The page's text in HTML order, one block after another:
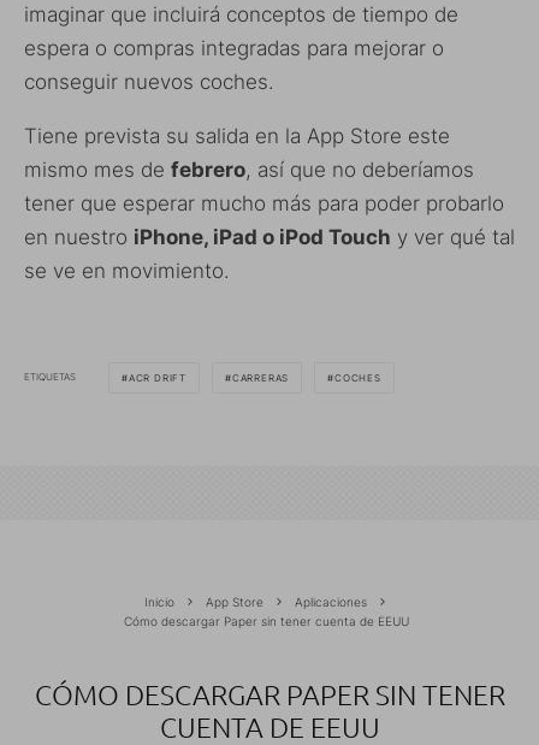
imaginar que incluirá conceptos de tiempo de
espera o compras integradas para mejorar o
conseguir nuevos coches.
Tiene prevista su salida en la App Store este
mismo mes de febrero, así que no deberíamos
tener que esperar mucho más para poder probarlo
en nuestro iPhone, iPad o iPod Touch y ver qué tal
se ve en movimiento.
ETIQUETAS ACR DRIFT CARRERAS COCHES
Inicio App Store
Aplicaciones
Cómo descargar Paper sin tener cuenta de EEUU
CÓMO DESCARGAR PAPER SIN TENER
CUENTA DE EEUU